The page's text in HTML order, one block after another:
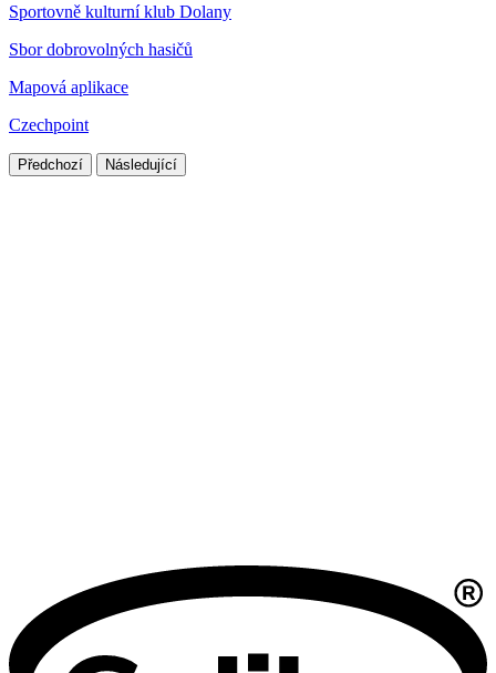
Sportovně kulturní klub Dolany
Sbor dobrovolných hasičů
Mapová aplikace
Czechpoint
Předchozí Následující